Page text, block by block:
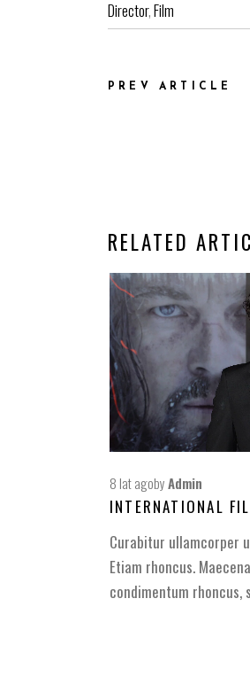
Director,Film
PREV ARTICLE
RELATED
8 lat agobyAdmin
INTERNATIONAL
Curabitur ullamcorper
Etiam rhoncus.
condimentum rhoncus,